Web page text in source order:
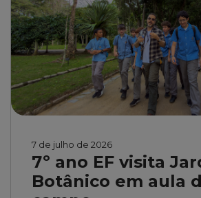
7 de julho de 2026
7º ano EF visita
Botânico em aula